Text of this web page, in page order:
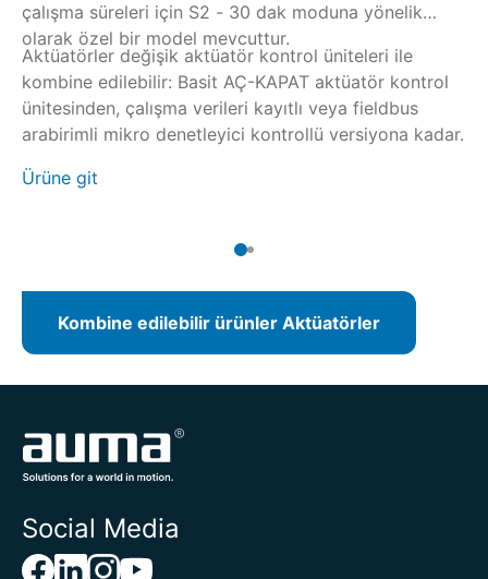
çalışma süreleri için S2 - 30 dak moduna yönelik
olarak özel bir model mevcuttur.
Aktüatörler değişik aktüatör kontrol üniteleri ile
kombine edilebilir: Basit AÇ-KAPAT aktüatör kontrol
ünitesinden, çalışma verileri kayıtlı veya fieldbus
arabirimli mikro denetleyici kontrollü versiyona kadar.
Ürüne git
Kombine edilebilir ürünler Aktüatörler
Social Media